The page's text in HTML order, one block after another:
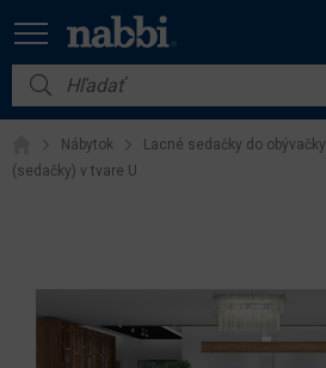
Nábytok
Vybavenie do domácnosti
Výpredaj
Nábytok Lacné sedačky do obývačky
(sedačky) v tvare U